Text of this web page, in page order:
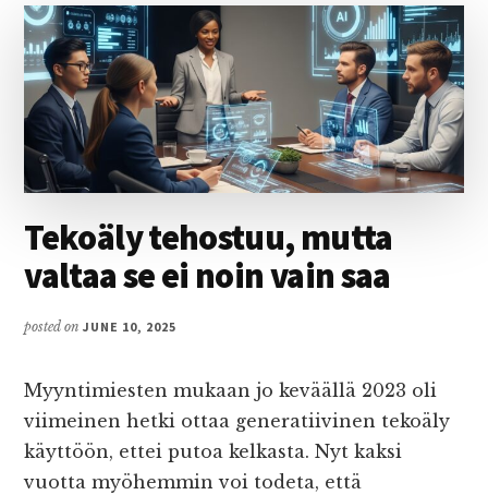
Main
Content
Tekoäly tehostuu, mutta
valtaa se ei noin vain saa
posted onJUNE 10, 2025
Myyntimiesten mukaan jo keväällä 2023 oli
viimeinen hetki ottaa generatiivinen tekoäly
käyttöön, ettei putoa kelkasta. Nyt kaksi
vuotta myöhemmin voi todeta, että